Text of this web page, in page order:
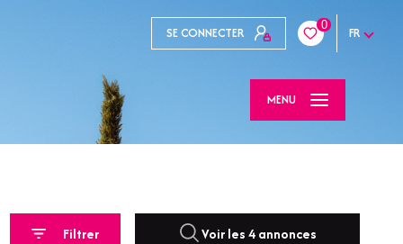
SE CONNECTER 0 FR
MENU
Filtrer Voir les4annonces